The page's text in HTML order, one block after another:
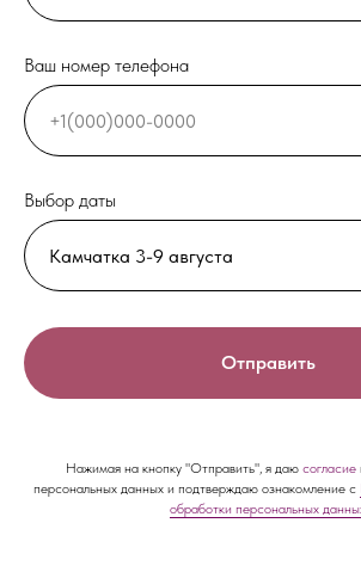
Ваш номер телефона
Выбор даты
Отправить
Нажимая на кнопку "Отправить", я даю согласие
персональных данных и подтверждаю ознакомление с
обработки персональных